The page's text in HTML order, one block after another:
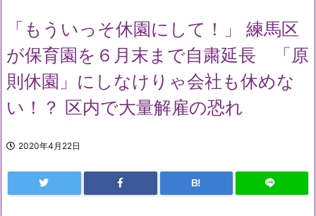
「もういっそ休園にして！」 練馬区
が保育園を６月末まで自粛延長 「原
則休園」にしなけりゃ会社も休めな
い！？ 区内で大量解雇の恐れ
2020年4月22日
B!